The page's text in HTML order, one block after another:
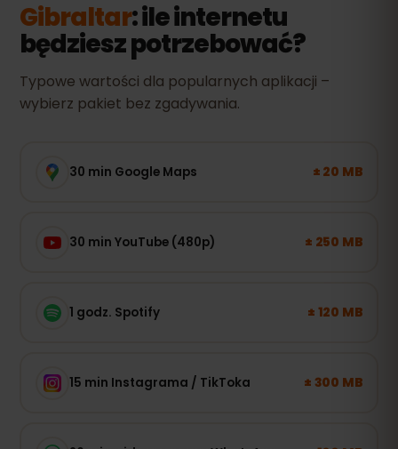
Gibraltar: ile internetu
będziesz potrzebować?
Typowe wartości dla popularnych aplikacji –
wybierz pakiet bez zgadywania.
30 min Google Maps ± 20 MB
30 min YouTube (480p) ± 250 MB
1 godz. Spotify ± 120 MB
15 min Instagrama / TikToka ± 300 MB